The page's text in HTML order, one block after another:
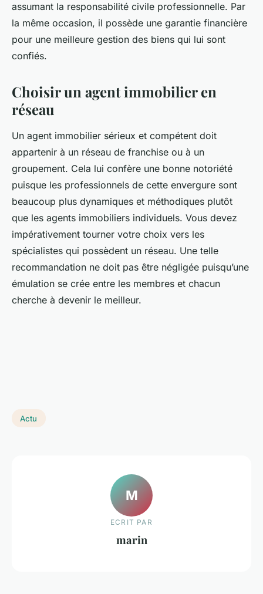
assumant la responsabilité civile professionnelle. Par
la même occasion, il possède une garantie financière
pour une meilleure gestion des biens qui lui sont
confiés.
Choisir un agent immobilier en
réseau
Un agent immobilier sérieux et compétent doit
appartenir à un réseau de franchise ou à un
groupement. Cela lui confère une bonne notoriété
puisque les professionnels de cette envergure sont
beaucoup plus dynamiques et méthodiques plutôt
que les agents immobiliers individuels. Vous devez
impérativement tourner votre choix vers les
spécialistes qui possèdent un réseau. Une telle
recommandation ne doit pas être négligée puisqu’une
émulation se crée entre les membres et chacun
cherche à devenir le meilleur.
Actu
M
ECRIT PAR
marin